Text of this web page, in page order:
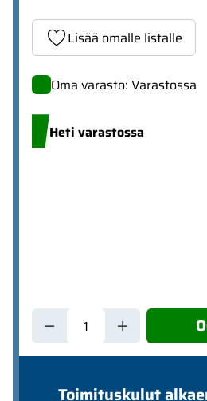
Lisää omalle listalle
Oma varasto: Varastossa
Heti varastossa
Toimituskulut